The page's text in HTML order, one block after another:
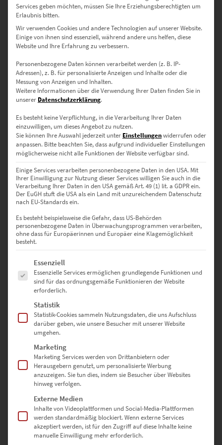
Fleckchen am Flussufer für sich, das im 16. Jahrhundert eine
aufstieg. Diese eindrucksvolle Vita schwingt immer mit, wenn du
Bilder von Bonn betrachtest. Die Stadtporträts und Wandbilder
sind dadurch stets auch Symbole des Erfolgs, die Wohn- oder
Geschäftsräume überall in Deutschland inspirierend dekorieren.
Bonn: Vom idyllischen
Residenzstädtchen zum UN-
Standort
Wer beim Spaziergang am Brassertufer den Alten Zoll ansteuert,
wird mit einem wundervollen Blick auf den Rhein und das
Siebengebirge belohnt. Beim Streifzug durch die Innenstadt oder
Schloss und prächtige Villen ins Visier. Der Fokus auf diese
Sehenswürdigkeiten garantiert zwar hübsche Bilder von Bad
Godesberg und Bonn, wird der Gegenwart allerdings kaum gerecht.
Bundeskanzlerplatz, Heussallee, Konrad-Adenauer-Platz oder Kurt-
Schumacher-Straße – vielerorts zeigt sich, dass die rheinische Stadt
jahrzehntelang Sitz der Bundesregierung war. Zu den verbliebenen
Bundesbehörden gesellten sich Hauptniederlassungen führender
Konzerne wie etwa der Post-Turm. Den „Langen Eugen“ – das
einstige Abgeordnetenhaus – haben sich die United Nations für
ihren Campus gesichert. Wenn du außerdem die Friedrich-Wilhelms-
Uni berücksichtigst, wird klar: Heute ist der internationale und
visionäre Spirit kennzeichnend für Bonn. Fotografien und
Wandbilder würden großartige Chancen verschenken, wenn sie
diesen Aspekt nicht erfassen.
Überall ein Eyecatcher –
unkonventionelles Leinwandbild
von Bonn
Services geben möchten, müssen Sie Ihre Erziehungsberechtigten um
Erlaubnis bitten.
Wir verwenden Cookies und andere Technologien auf unserer Website.
Einige von ihnen sind essenziell, während andere uns helfen, diese
Website und Ihre Erfahrung zu verbessern.
Personenbezogene Daten können verarbeitet werden (z. B. IP-
Adressen), z. B. für personalisierte Anzeigen und Inhalte oder die
Messung von Anzeigen und Inhalten.
Weitere Informationen über die Verwendung Ihrer Daten finden Sie in
unserer Datenschutzerklärung.
Es besteht keine Verpflichtung, in die Verarbeitung Ihrer Daten
einzuwilligen, um dieses Angebot zu nutzen.
Sie können Ihre Auswahl jederzeit unter Einstellungenwiderrufen oder
anpassen. Bitte beachten Sie, dass aufgrund individueller Einstellungen
möglicherweise nicht alle Funktionen der Website verfügbar sind.
Einige Services verarbeiten personenbezogene Daten in den USA. Mit
Ihrer Einwilligung zur Nutzung dieser Services willigen Sie auch in die
Verarbeitung Ihrer Daten in den USA gemäß Art. 49 (1) lit. a GDPR ein.
Der EuGH stuft die USA als ein Land mit unzureichendem Datenschutz
nach EU-Standards ein.
Es besteht beispielsweise die Gefahr, dass US-Behörden
personenbezogene Daten in Überwachungsprogrammen verarbeiten,
ohne dass für Europäerinnen und Europäer eine Klagemöglichkeit
besteht.
Es folgt eine Liste der Service-Gruppen, für die eine Einwilligung
Essenziell
Essenzielle Services ermöglichen grundlegende Funktionen und
sind für das ordnungsgemäße Funktionieren der Website
erforderlich.
Statistik
Statistik-Cookies sammeln Nutzungsdaten, die uns Aufschluss
darüber geben, wie unsere Besucher mit unserer Website
umgehen.
Marketing
Marketing Services werden von Drittanbietern oder
Herausgebern genutzt, um personalisierte Werbung
anzuzeigen. Sie tun dies, indem sie Besucher über Websites
hinweg verfolgen.
Externe Medien
Inhalte von Videoplattformen und Social-Media-Plattformen
werden standardmäßig blockiert. Wenn externe Services
akzeptiert werden, ist für den Zugriff auf diese Inhalte keine
manuelle Einwilligung mehr erforderlich.